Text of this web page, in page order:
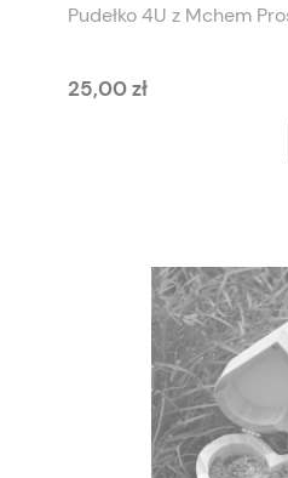
Pudełko 4U z Mchem
25,00 zł